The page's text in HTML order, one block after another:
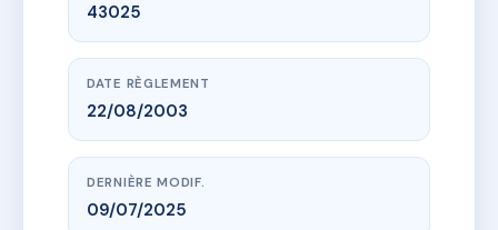
43025
DATE RÈGLEMENT
22/08/2003
DERNIÈRE MODIF.
09/07/2025